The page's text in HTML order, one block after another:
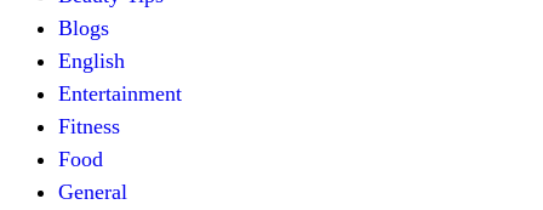
Blogs
English
Entertainment
Fitness
Food
General